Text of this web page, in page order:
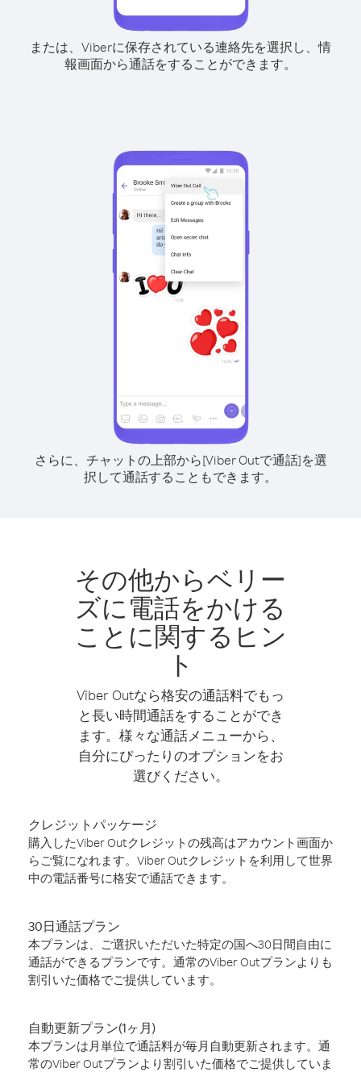
または、Viberに保存されている連絡先を選択し、情
報画面から通話をすることができます。
さらに、チャットの上部から[Viber Outで通話]を選
択して通話することもできます。
その他からベリー
ズに電話をかける
ことに関するヒン
ト
Viber Outなら格安の通話料でもっ
と長い時間通話をすることができ
ます。様々な通話メニューから、
自分にぴったりのオプションをお
選びください。
クレジットパッケージ
購入したViber Outクレジットの残高はアカウント画面か
らご覧になれます。Viber Outクレジットを利用して世界
中の電話番号に格安で通話できます。
30日通話プラン
本プランは、ご選択いただいた特定の国へ30日間自由に
通話ができるプランです。通常のViber Outプランよりも
割引いた価格でご提供しています。
自動更新プラン(1ヶ月)
本プランは月単位で通話料が毎月自動更新されます。通
常のViber Outプランより割引いた価格でご提供していま